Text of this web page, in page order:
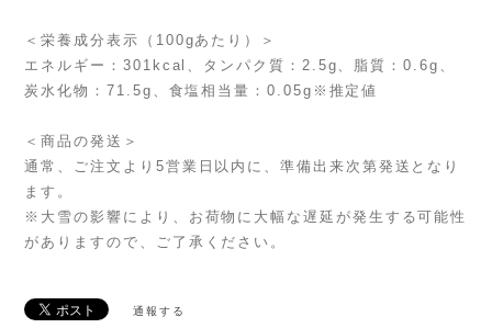
＜栄養成分表示（100gあたり）＞
エネルギー：301kcal、タンパク質：2.5g、脂質：0.6g、
炭水化物：71.5g、食塩相当量：0.05g※推定値
＜商品の発送＞
通常、ご注文より5営業日以内に、準備出来次第発送となり
ます。
※大雪の影響により、お荷物に大幅な遅延が発生する可能性
がありますので、ご了承ください。
通報する